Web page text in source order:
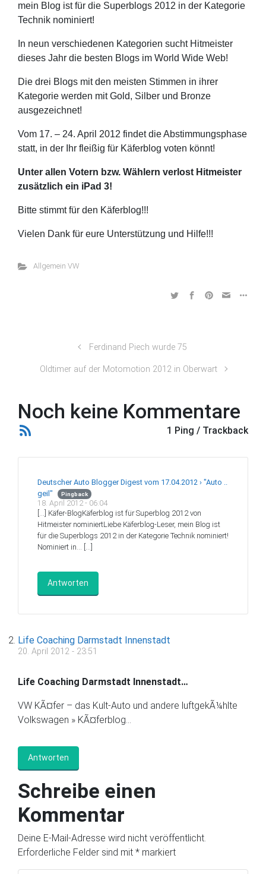
mein Blog ist für die Superblogs 2012 in der Kategorie
Technik nominiert!
In neun verschiedenen Kategorien sucht Hitmeister
dieses Jahr die besten Blogs im World Wide Web!
Die drei Blogs mit den meisten Stimmen in ihrer
Kategorie werden mit Gold, Silber und Bronze
ausgezeichnet!
Vom 17. – 24. April 2012 findet die Abstimmungsphase
statt, in der Ihr fleißig für Käferblog voten könnt!
Unter allen Votern bzw. Wählern verlost Hitmeister
zusätzlich ein iPad 3!
Bitte stimmt für den Käferblog!!!
Vielen Dank für eure Unterstützung und Hilfe!!!
Allgemein VW
Ferdinand Piech wurde 75
Oldtimer auf der Motomotion 2012 in Oberwart
Noch keine Kommentare
1 Ping / Trackback
Deutscher Auto Blogger Digest vom 17.04.2012 › "Auto ..
geil"
Pingback
18. April 2012 - 06:04
[…] Käfer-BlogKäferblog ist für Superblog 2012 von
Hitmeister nominiertLiebe Käferblog-Leser, mein Blog ist
für die Superblogs 2012 in der Kategorie Technik nominiert!
Nominiert in… […]
Antworten
Life Coaching Darmstadt Innenstadt
20. April 2012 - 23:51
Life Coaching Darmstadt Innenstadt…
VW KÃ¤fer – das Kult-Auto und andere luftgekÃ¼hlte
Volkswagen » KÃ¤ferblog…
Antworten
Schreibe einen
Kommentar
Deine E-Mail-Adresse wird nicht veröffentlicht.
Erforderliche Felder sind mit * markiert